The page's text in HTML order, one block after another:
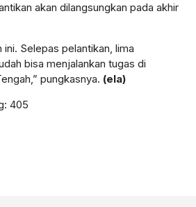
akan dilangsungkan pada akhir
ini. Selepas pelantikan, lima
bisa menjalankan tugas di
pungkasnya. (ela)
405